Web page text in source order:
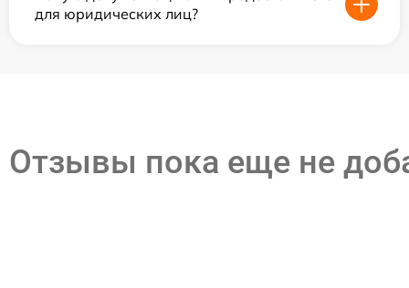
для юридических лиц?
Отзывы пока еще не